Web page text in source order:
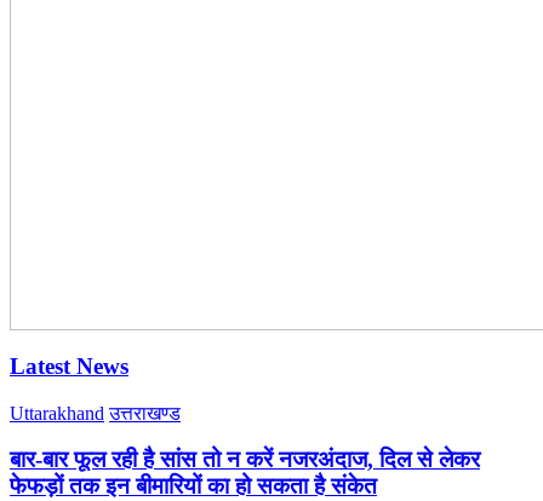
Latest News
Uttarakhand उत्तराखण्ड
बार-बार फूल रही है सांस तो न करें नजरअंदाज, दिल से लेकर
फेफड़ों तक इन बीमारियों का हो सकता है संकेत